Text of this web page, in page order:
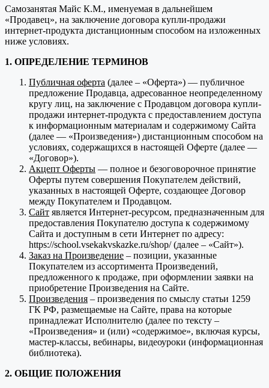
Самозанятая Майс К.М., именуемая в дальнейшем
«Продавец», на заключение договора купли-продажи
интернет-продукта дистанционным способом на изложенных
ниже условиях.
1. ОПРЕДЕЛЕНИЕ ТЕРМИНОВ
Публичная оферта (далее – «Оферта») — публичное
предложение Продавца, адресованное неопределенному
кругу лиц, на заключение с Продавцом договора купли-
продажи интернет-продукта с предоставлением доступа
к информационным материалам и содержимому Сайта
(далее — «Произведения») дистанционным способом на
условиях, содержащихся в настоящей Оферте (далее —
«Договор»).
Акцепт Оферты — полное и безоговорочное принятие
Оферты путем совершения Покупателем действий,
указанных в настоящей Оферте, создающее Договор
между Покупателем и Продавцом.
Сайт является Интернет-ресурсом, предназначенным для
предоставления Покупателю доступа к содержимому
Сайта и доступным в сети Интернет по адресу:
https://school.vsekakvskazke.ru/shop/ (далее – «Сайт»).
Заказ на Произведение – позиции, указанные
Покупателем из ассортимента Произведений,
предложенного к продаже, при оформлении заявки на
приобретение Произведения на Сайте.
Произведения – произведения по смыслу статьи 1259
ГК РФ, размещаемые на Сайте, права на которые
принадлежат Исполнителю (далее по тексту –
«Произведения» и (или) «содержимое», включая курсы,
мастер-классы, вебинары, видеоуроки (информационная
библиотека).
2. ОБЩИЕ ПОЛОЖЕНИЯ